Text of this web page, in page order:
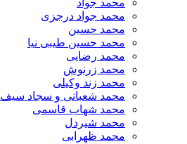
محمد جواد
محمد جواد درجزی
محمد حسین
محمد حسین طیبی نیا
محمد رضایی
محمد زرنوش
محمد زند وکیلی
محمد شعبانی و سجاد سیف
محمد شهاب قاسمی
​محمد شیردل
محمد ظهرابی